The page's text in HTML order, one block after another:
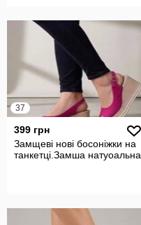
37
399 грн
Замщеві нові босоніжки на
танкетці.Замша натуоальна